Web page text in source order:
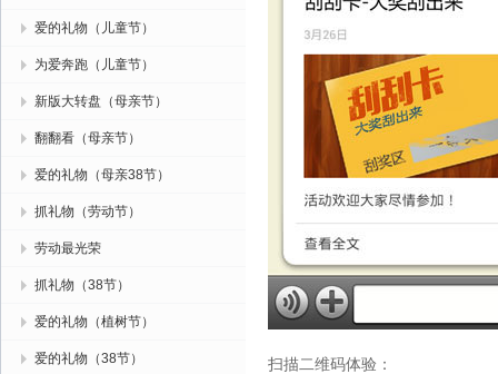
爱的礼物（儿童节）
为爱奔跑（儿童节）
新版大转盘（母亲节）
翻翻看（母亲节）
爱的礼物（母亲38节）
抓礼物（劳动节）
劳动最光荣
抓礼物（38节）
爱的礼物（植树节）
爱的礼物（38节） 扫描二维码体验：